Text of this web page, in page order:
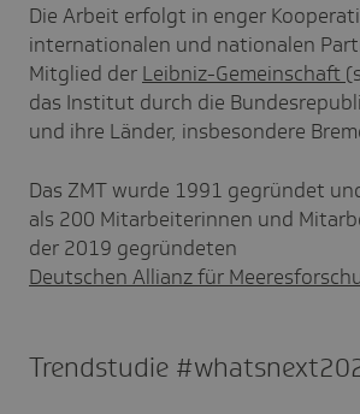
Die Arbeit erfolgt in enger
internationalen und nationalen
Mitglied der Leibniz-Gemeinschaft
das Institut durch die
und ihre Länder, insbesondere
Das ZMT wurde 1991 gegründet
als 200 Mitarbeiterinnen und
der 2019 gegründeten
Deutschen Allianz für
Trendstudie